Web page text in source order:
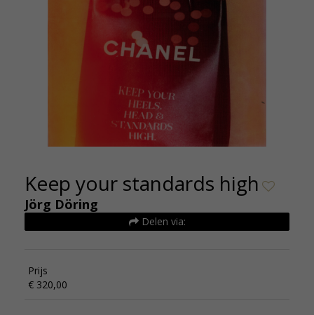
Keep your standards high
Jörg Döring
Delen via:
Prijs
€ 320,00